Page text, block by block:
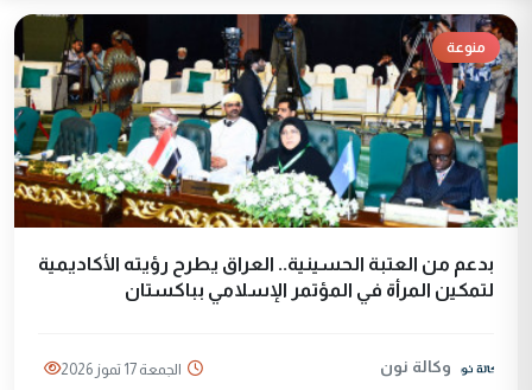
منوعة
بدعم من العتبة الحسينية.. العراق يطرح رؤيته الأكاديمية
لتمكين المرأة في المؤتمر الإسلامي بباكستان
وكالة نون الجمعة 17 تموز 2026